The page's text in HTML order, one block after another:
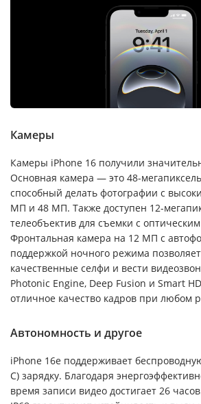
Камеры
Камеры iPhone 16 получили
Основная камера — это 48-
способный делать фотографии с
МП и 48 МП. Также доступен 12-
телеобъектив для съемки с
Фронтальная камера на 12 МП с
поддержкой ночного режима
качественные селфи и вести
Photonic Engine, Deep Fusion и Smart
отличное качество кадров при любом
Автономность и другое
iPhone 16e поддерживает
C) зарядку. Благодаря
время записи видео достигает 26